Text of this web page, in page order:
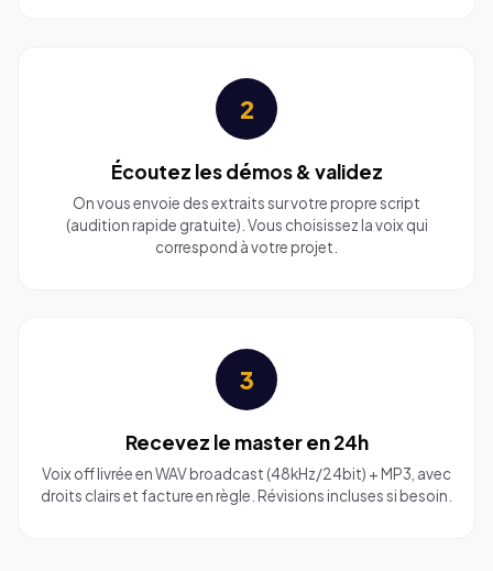
2
Écoutez les démos & validez
On vous envoie des extraits sur votre propre script
(audition rapide gratuite). Vous choisissez la voix qui
correspond à votre projet.
3
Recevez le master en 24h
Voix off livrée en WAV broadcast (48kHz/24bit) + MP3, avec
droits clairs et facture en règle. Révisions incluses si besoin.